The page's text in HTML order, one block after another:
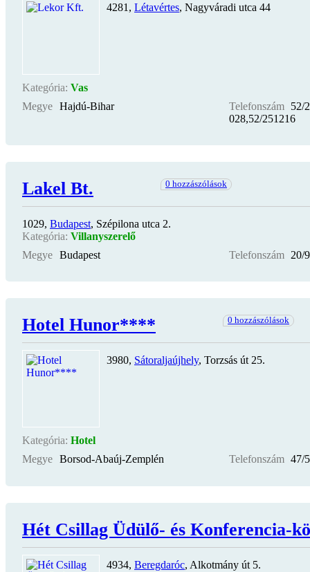
4281, Létavértes, Nagyváradi utca 44
Kategória: Vas
Megye Hajdú-Bihar Telefonszám
52/
028,52/251216
Lakel Bt. 0 hozzászólások
1029, Budapest, Szépilona utca 2.
Kategória: Villanyszerelő
Megye Budapest Telefonszám 20/
Hotel Hunor**** 0 hozzászólások
3980, Sátoraljaújhely, Torzsás út 25.
Kategória: Hotel
Megye Borsod-Abaúj-Zemplén Telefonszám 47/
Hét Csillag Üdülő- és Konferencia-
4934, Beregdaróc, Alkotmány út 5.